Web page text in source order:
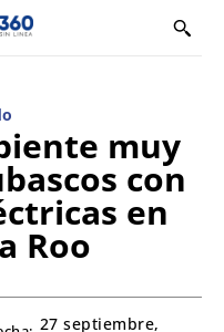
muy
con
en
Roo
27 septiembre,